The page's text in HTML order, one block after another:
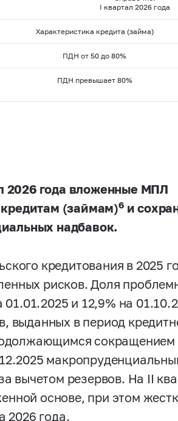
I квартал 2026 года
Характеристика кредита (займа)
ПДН от 50 до 80%
ПДН превышает 80%
2026 года вложенные МПЛ
(займам)6и
надбавок.
кредитования в 2025
рисков. Доля
и 12,9% на
выданных в период
сокращением
вычетом резервов. На II
основе, при этом
2026 года.